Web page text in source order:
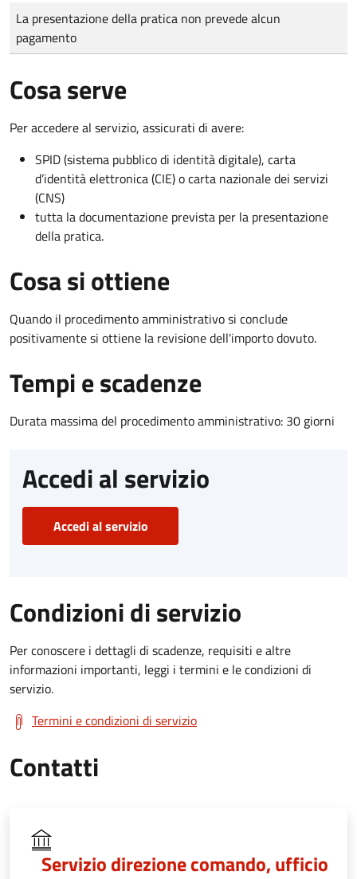
Tipo di pagamento
Importo
La presentazione della pratica non prevede alcun
pagamento
Cosa serve
Per accedere al servizio, assicurati di avere:
SPID (sistema pubblico di identità digitale), carta
d’identità elettronica (CIE) o carta nazionale dei servizi
(CNS)
tutta la documentazione prevista per la presentazione
della pratica.
Cosa si ottiene
Quando il procedimento amministrativo si conclude
positivamente si ottiene la revisione dell'importo dovuto.
Tempi e scadenze
Durata massima del procedimento amministrativo: 30 giorni
Accedi al servizio
Accedi al servizio
Condizioni di servizio
Per conoscere i dettagli di scadenze, requisiti e altre
informazioni importanti, leggi i termini e le condizioni di
servizio.
Termini e condizioni di servizio
Contatti
Servizio direzione comando, ufficio